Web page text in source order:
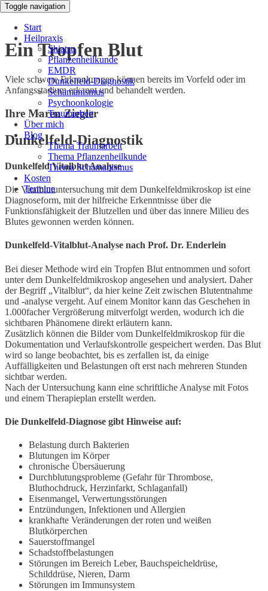
Toggle navigation
Start
Heilpraxis
Shiatsu
Pflanzenheilkunde
EMDR
Dunkelfeld-Diagnostik
Schamanismus
Psychoonkologie
Traumarbeit
Über mich
Blog
Thema Traumarbeit
Thema Pflanzenheilkunde
Thema Schamanismus
Kosten
Termine
Ein Tropfen Blut
Viele schwere Erkrankungen können bereits im Vorfeld oder im
Anfangsstadium erkannt und behandelt werden.
Ihre Maren Ziegler
Dunkelfeld-Diagnostik
Dunkelfeld Vitalblut Analyse
Die Vitalblutuntersuchung mit dem Dunkelfeldmikroskop ist eine
Diagnoseform, mit der hilfreiche Erkenntnisse über die
Funktionsfähigkeit der Blutzellen und über das innere Milieu des
Blutes gewonnen werden können.
Dunkelfeld-Vitalblut-Analyse nach Prof. Dr. Enderlein
Bei dieser Methode wird ein Tropfen Blut entnommen und sofort
unter dem Dunkelfeldmikroskop angesehen und analysiert. Daher
der Begriff „Vitalblut“, da hier keine Zeit zwischen Blutentnahme
und -analyse vergeht. Auf einem Monitor kann das Geschehen in
1.000facher Vergrößerung mitverfolgt werden, wodurch ich die
sichtbaren Phänomene direkt erläutern kann.
Zusätzlich können die Bilder vom Dunkelfeldmikroskop für die
Dokumentation und Verlaufskontrolle gespeichert werden. Das Blut
wird so lange beobachtet, bis es zerfallen ist, da einige
Auffälligkeiten und Belastungen oft erst nach mehreren Stunden
sichtbar werden.
Nach der Untersuchung kann eine schriftliche Analyse mit Fotos
und einem Therapieplan erstellt werden.
Die Dunkelfeld-Diagnose gibt Hinweise auf:
Belastung durch Bakterien
Blutungen im Körper
chronische Übersäuerung
Durchblutungsprobleme (Gefahr für Thrombose,
Bluthochdruck, Herzinfarkt, Schlaganfall)
Eisenmangel, Verwertungsstörungen
Entzündungen, Infektionen und Allergien
krankhafte Veränderungen der roten und weißen
Blutkörperchen
Sauerstoffmangel
Schadstoffbelastungen
Störungen im Bereich Leber, Bauchspeicheldrüse,
Schilddrüse, Nieren, Darm
Störungen im Immunsystem